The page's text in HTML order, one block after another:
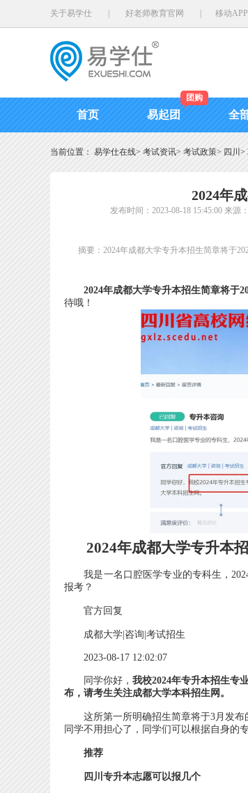
关于易学仕 好老师教育官网 移动
首页 易起团
团购
全
当前位置： 易学仕在线> 考试资讯> 考试政策> 四川 >
2024年
发布时间：2023-08-18 15:45:00 来源
摘要：2024年成都大学专升本招生简章将于
2024年成都大学专升本招生简章将于
待哦！
2024年成都大学专升本
我是一名口腔医学专业的专科生，
报考？
官方回复
成都大学|咨询|考试招生
2023-08-17 12:02:07
同学你好，我校2024年专升本招生专
布，请考生关注成都大学本科招生网。
这所第一所明确招生简章将于3月发布
同学不用担心了，同学们可以根据自身的
推荐
四川专升本志愿可以报几个